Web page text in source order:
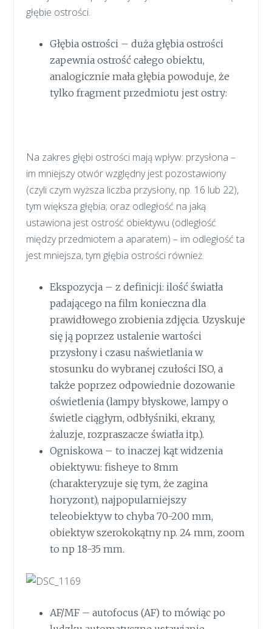
głębie ostrości.
Głębia ostrości – duża głębia ostrości
zapewnia ostrość całego obiektu,
analogicznie mała głębia powoduje, że
tylko fragment przedmiotu jest ostry:
Na zakres głębi ostrości mają wpływ: przysłona –
im mniejszy otwór względny jest pozostawiony
(czyli czym wyższa liczba przysłony, np. 16 lub 22),
tym większa głębia; oraz odległość na jaką
ustawiona jest ostrość obiektywu (odległość
między przedmiotem a aparatem) – im odległość ta
jest mniejsza, tym głębia ostrości również.
Ekspozycja – z definicji: ilość światła
padającego na film konieczna dla
prawidłowego zrobienia zdjęcia. Uzyskuje
się ją poprzez ustalenie wartości
przysłony i czasu naświetlania w
stosunku do wybranej czułości ISO, a
także poprzez odpowiednie dozowanie
oświetlenia (lampy błyskowe, lampy o
świetle ciągłym, odbłyśniki, ekrany,
żaluzje, rozpraszacze światła itp.).
Ogniskowa – to inaczej kąt widzenia
obiektywu: fisheye to 8mm
(charakteryzuje się tym, że zagina
horyzont), najpopularniejszy
teleobiektyw to chyba 70-200 mm,
obiektyw szerokokątny np. 24 mm, zoom
to np 18-35 mm.
AF/MF – autofocus (AF) to mówiąc po